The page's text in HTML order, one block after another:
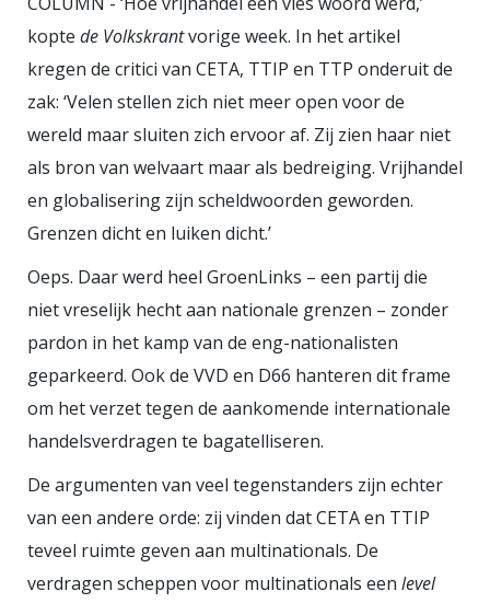
misleiding van het publiek en maar
al te vaak schadelijk voor mens en
planeet handelt. Olie, pharma,
voedsel, tech; ze naaien je waar je
bij staat. Ik leerde ooit dat
bedrijven amoreel zijn.
Ammehoela. Multinationals zijn
entiteiten die voornamelijk
immoreel handelen.
Monsterbedrijven.
kopte de Volkskrantvorige week. In het artikel
kregen de critici van CETA, TTIP en TTP onderuit de
zak: ‘Velen stellen zich niet meer open voor de
wereld maar sluiten zich ervoor af. Zij zien haar niet
als bron van welvaart maar als bedreiging. Vrijhandel
en globalisering zijn scheldwoorden geworden.
Grenzen dicht en luiken dicht.’
Oeps. Daar werd heel GroenLinks – een partij die
niet vreselijk hecht aan nationale grenzen – zonder
pardon in het kamp van de eng-nationalisten
geparkeerd. Ook de VVD en D66 hanteren dit frame
om het verzet tegen de aankomende internationale
handelsverdragen te bagatelliseren.
De argumenten van veel tegenstanders zijn echter
van een andere orde: zij vinden dat CETA en TTIP
teveel ruimte geven aan multinationals. De
verdragen scheppen voor multinationals een level